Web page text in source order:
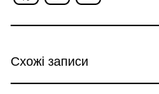
Схожі записи